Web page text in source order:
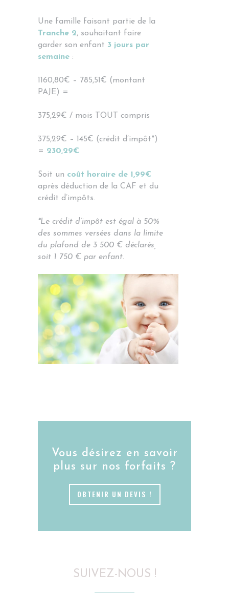
Une famille faisant partie de la
Tranche 2, souhaitant faire
garder son enfant 3 jours par
semaine :
1160,80€ – 785,51€ (montant
PAJE) =
375,29€ / mois TOUT compris
375,29€ – 145€ (crédit d’impôt*)
= 230,29€
Soit un coût horaire de 1,99€
après déduction de la CAF et du
crédit d’impôts.
*Le crédit d’impôt est égal à 50%
des sommes versées dans la limite
du plafond de 3 500 € déclarés,
soit 1 750 € par enfant.
Vous désirez en savoir
plus sur nos forfaits ?
OBTENIR UN DEVIS !
SUIVEZ-NOUS !